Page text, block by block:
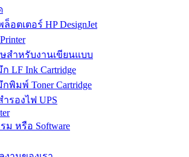
ล็อตเตอร์ HP DesignJet
สำหรับงานเขียนแบบ
LF Ink Cartridge
พิมพ์ Toner Cartridge
ำรองไฟ UPS
ม หรือ Software